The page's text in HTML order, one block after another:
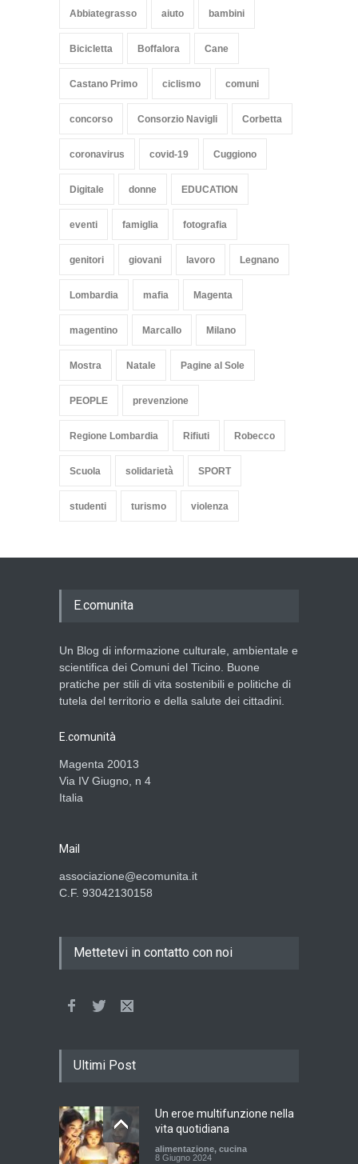
Abbiategrasso aiuto bambini
Bicicletta Boffalora Cane
Castano Primo ciclismo comuni
concorso Consorzio Navigli Corbetta
coronavirus covid-19 Cuggiono
Digitale donne EDUCATION
eventi famiglia fotografia
genitori giovani lavoro Legnano
Lombardia mafia Magenta
magentino Marcallo Milano
Mostra Natale Pagine al Sole
PEOPLE prevenzione
Regione Lombardia Rifiuti Robecco
Scuola solidarietà SPORT
studenti turismo violenza
E.comunita
Un Blog di informazione culturale, ambientale e
scientifica dei Comuni del Ticino. Buone
pratiche per stili di vita sostenibili e politiche di
tutela del territorio e della salute dei cittadini.
E.comunità
Magenta 20013
Via IV Giugno, n 4
Italia
Mail
associazione@ecomunita.it
C.F. 93042130158
Mettetevi in contatto con noi
Ultimi Post
Un eroe multifunzione nella
vita quotidiana
alimentazione, cucina
8 Giugno 2024